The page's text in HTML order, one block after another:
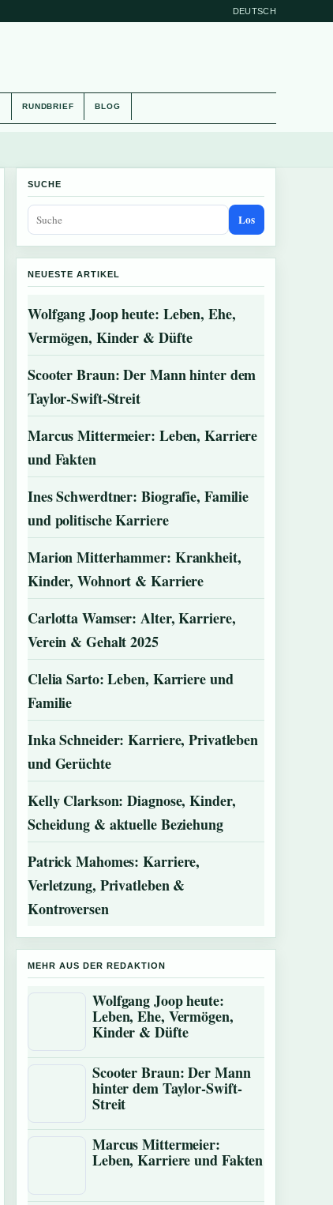
DEUTSCH
RUNDBRIEF BLOG
SUCHE
Los
NEUESTE ARTIKEL
Wolfgang Joop heute: Leben, Ehe,
Vermögen, Kinder & Düfte
Scooter Braun: Der Mann hinter dem
Taylor-Swift-Streit
Marcus Mittermeier: Leben, Karriere
und Fakten
Ines Schwerdtner: Biografie, Familie
und politische Karriere
Marion Mitterhammer: Krankheit,
Kinder, Wohnort & Karriere
Carlotta Wamser: Alter, Karriere,
Verein & Gehalt 2025
Clelia Sarto: Leben, Karriere und
Familie
Inka Schneider: Karriere, Privatleben
und Gerüchte
Kelly Clarkson: Diagnose, Kinder,
Scheidung & aktuelle Beziehung
Patrick Mahomes: Karriere,
Verletzung, Privatleben &
Kontroversen
MEHR AUS DER REDAKTION
Wolfgang Joop heute:
Leben, Ehe, Vermögen,
Kinder & Düfte
Scooter Braun: Der Mann
hinter dem Taylor-Swift-
Streit
Marcus Mittermeier:
Leben, Karriere und Fakten